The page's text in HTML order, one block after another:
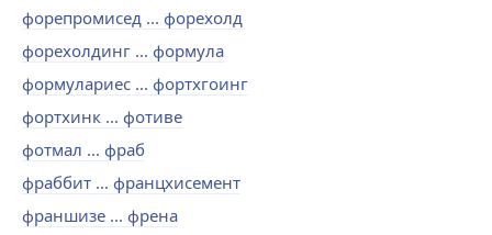
форепромисед ... форехолд
форехолдинг ... формула
формулариес ... фортхгоинг
фортхинк ... фотиве
фотмал ... фраб
фраббит ... францхисемент
франшизе ... френа